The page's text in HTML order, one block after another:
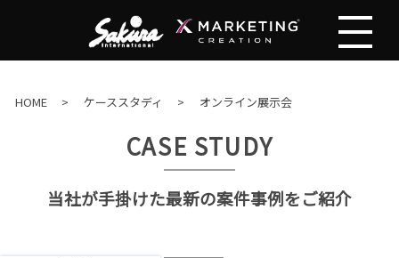
HOME ケーススタディ オンライン展示会
CASE STUDY
当社が手掛けた最新の案件事例をご紹介